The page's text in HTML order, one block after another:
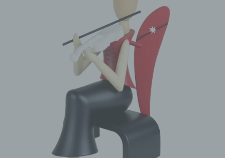
erwähnt, die Benutzer unserer Internetseite
wiederzuerkennen. Zweck dieser
Wiedererkennung ist es, den Nutzern die
Verwendung unserer Internetseite zu erleichtern.
Der Benutzer einer Internetseite, die Cookies
verwendet, muss beispielsweise nicht bei jedem
Besuch der Internetseite erneut seine
Zugangsdaten eingeben, weil dies von der
Internetseite und dem auf dem Computersystem
des Benutzers abgelegten Cookie übernommen
wird. Ein weiteres Beispiel ist das Cookie eines
Warenkorbes im Online-Shop. Der Online-Shop
merkt sich die Artikel, die ein Kunde in den
virtuellen Warenkorb gelegt hat, über ein Cookie.
Die betroffene Person kann die Setzung von
Cookies durch unsere Internetseite jederzeit